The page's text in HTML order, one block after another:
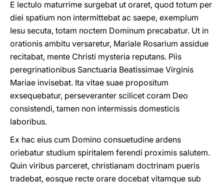
E lectulo maturrime surgebat ut oraret, quod totum per
diei spatium non intermittebat ac saepe, exemplum
Iesu secuta, totam noctem Dominum precabatur. Ut in
orationis ambitu versaretur, Mariale Rosarium assidue
recitabat, mente Christi mysteria reputans. Piis
peregrinationibus Sanctuaria Beatissimae Virginis
Mariae invisebat. Ita vitae suae propositum
exsequebatur, perseveranter scilicet coram Deo
consistendi, tamen non intermissis domesticis
laboribus.
Ex hac eius cum Domino consuetudine ardens
oriebatur studium spiritalem ferendi proximis salutem.
Quin viribus parceret, christianam doctrinam pueris
tradebat, eosque recte orare docebat vitamque sub